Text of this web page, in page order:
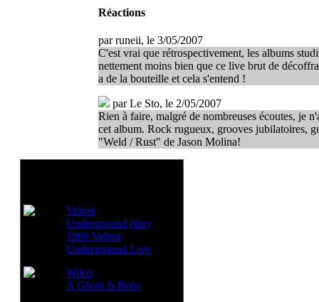
Réactions
parruneii, le 3/05/2007
C'est vrai que rétrospectivement, les albums
nettement moins bien que ce live brut de
a de la bouteille et cela s'entend !
parLe Sto, le 2/05/2007
Rien à faire, malgré de nombreuses écoutes, je
cet album. Rock rugueux, grooves jubilatoires,
"Weld / Rust" de Jason Molina!
Velvet
Underground (the)
1969 Velvet
Underground Live
Wilco
A Ghost Is Born